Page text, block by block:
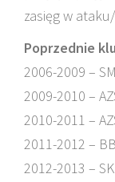
zasięg w
Poprzednie
2006-2009 –
2009-2010 –
2010-2011 –
2011-2012 –
2012-2013 –